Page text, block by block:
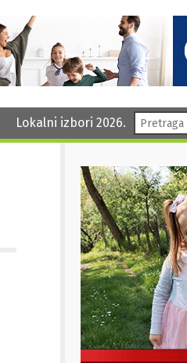
Lokalni izbori 2026. Pretraga: